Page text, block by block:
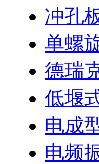
冲孔
单螺
德瑞
低堰
电成
电频